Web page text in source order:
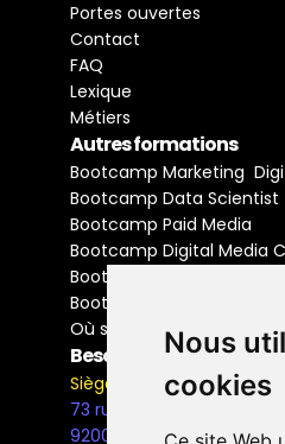
Nous
cookies
Portes ouvertes
Contact
FAQ
Lexique
Métiers
Autres formations
Bootcamp Marketing
Bootcamp Data Scientist
Bootcamp Paid Media
Bootcamp Digital Media
Bootcamp Social Media
Bootcamp Buyer Media
Où se former
Besoin d'information ?
Siège Social
73 rue Henri Barbusse,
92000, Nanterre